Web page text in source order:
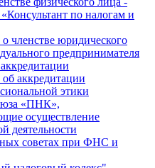
по налогам и
членстве юридического
предпринимателя
аккредитации
этики
«ПНК»,
осуществление
деятельности
советах при ФНС и